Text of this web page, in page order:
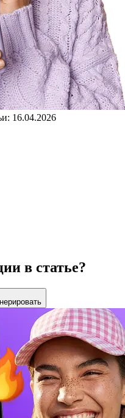
16.04.2026
в статье?